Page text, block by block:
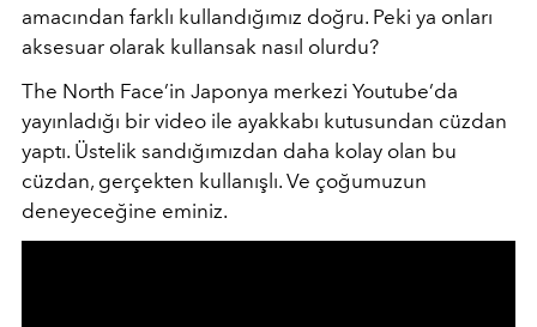
amacından farklı kullandığımız doğru. Peki ya onları
aksesuar olarak kullansak nasıl olurdu?
The North Face’in Japonya merkezi Youtube’da
yayınladığı bir video ile ayakkabı kutusundan cüzdan
yaptı. Üstelik sandığımızdan daha kolay olan bu
cüzdan, gerçekten kullanışlı. Ve çoğumuzun
deneyeceğine eminiz.